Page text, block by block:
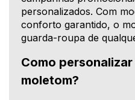
personalizados. Com
conforto garantido, o
guarda-roupa de
Como
moletom?